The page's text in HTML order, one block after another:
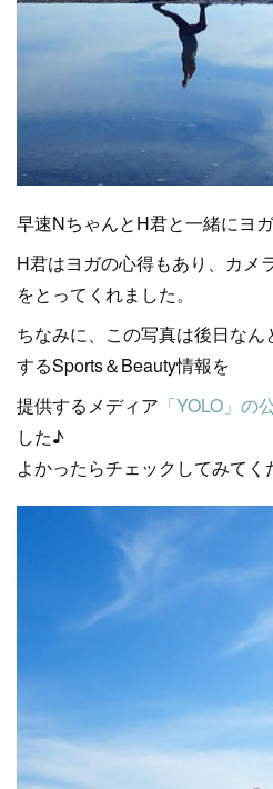
早速NちゃんとH君と一緒にヨ
H君はヨガの心得もあり、カメ
をとってくれました。
ちなみに、この写真は後日な
するSports＆Beauty情報を
提供するメディア 「YOLO」の
した♪
よかったらチェックしてみて